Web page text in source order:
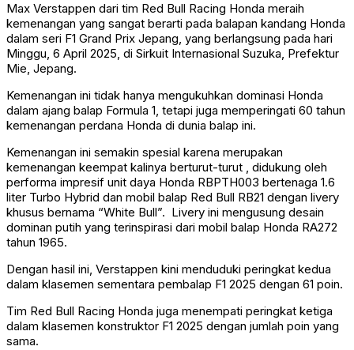
Max Verstappen dari tim Red Bull Racing Honda meraih
kemenangan yang sangat berarti pada balapan kandang Honda
dalam seri F1 Grand Prix Jepang, yang berlangsung pada hari
Minggu, 6 April 2025, di Sirkuit Internasional Suzuka, Prefektur
Mie, Jepang.
Kemenangan ini tidak hanya mengukuhkan dominasi Honda
dalam ajang balap Formula 1, tetapi juga memperingati 60 tahun
kemenangan perdana Honda di dunia balap ini.
Kemenangan ini semakin spesial karena merupakan
kemenangan keempat kalinya berturut-turut , didukung oleh
performa impresif unit daya Honda RBPTH003 bertenaga 1.6
liter Turbo Hybrid dan mobil balap Red Bull RB21 dengan livery
khusus bernama “White Bull”. Livery ini mengusung desain
dominan putih yang terinspirasi dari mobil balap Honda RA272
tahun 1965.
Dengan hasil ini, Verstappen kini menduduki peringkat kedua
dalam klasemen sementara pembalap F1 2025 dengan 61 poin.
Tim Red Bull Racing Honda juga menempati peringkat ketiga
dalam klasemen konstruktor F1 2025 dengan jumlah poin yang
sama.